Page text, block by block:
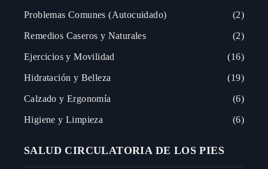
Problemas Comunes (Autocuidado) 2
Remedios Caseros y Naturales 2
Ejercicios y Movilidad 16
Hidratación y Belleza 19
Calzado y Ergonomía 6
Higiene y Limpieza 6
SALUD CIRCULATORIA DE LOS PIES